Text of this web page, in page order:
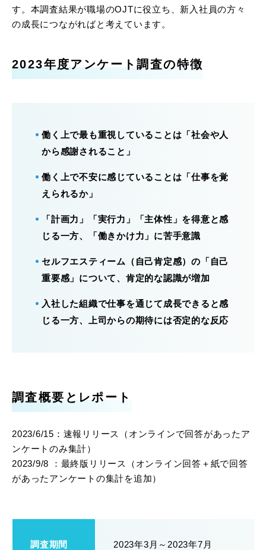
す。本調査結果が職場のOJTに役立ち、新入社員の方々
の成長につながればと考えています。
2023年度アンケート調査の特徴
働く上で最も重視していることは「社会や人
から感謝されること」
働く上で不安に感じていることは「仕事を覚
えられるか」
「計画力」「実行力」「主体性」を得意と感
じる一方、「働きかけ力」に苦手意識
セルフエスティーム（自己肯定感）の「自己
重要感」について、肯定的な認識が増加
入社した組織で仕事を通じて成長できると感
じる一方、上司からの期待には否定的な反応
調査概要とレポート
2023/6/15：速報リリース（オンラインで回答があったア
ンケートのみ集計）
2023/9/8 ：最終版リリース（オンライン回答＋紙で回答
があったアンケートの集計を追加）
調査期間 2023年3月～2023年7月